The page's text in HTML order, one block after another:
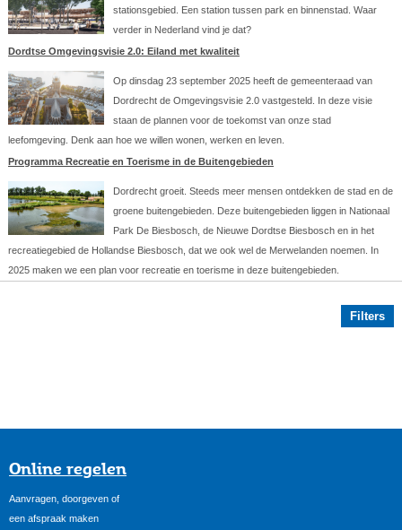
stationsgebied. Een station tussen park en binnenstad. Waar
verder in Nederland vind je dat?
Dordtse Omgevingsvisie 2.0: Eiland met kwaliteit
Op dinsdag 23 september 2025 heeft de gemeenteraad van
Dordrecht de Omgevingsvisie 2.0 vastgesteld. In deze visie
staan de plannen voor de toekomst van onze stad
leefomgeving. Denk aan hoe we willen wonen, werken en leven.
Programma Recreatie en Toerisme in de Buitengebieden
Dordrecht groeit. Steeds meer mensen ontdekken de stad en de
groene buitengebieden. Deze buitengebieden liggen in Nationaal
Park De Biesbosch, de Nieuwe Dordtse Biesbosch en in het
recreatiegebied de Hollandse Biesbosch, dat we ook wel de Merwelanden noemen. In
2025 maken we een plan voor recreatie en toerisme in deze buitengebieden.
Filters
Online regelen
Aanvragen, doorgeven of
een afspraak maken